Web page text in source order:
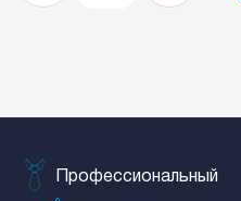
Профессиональный